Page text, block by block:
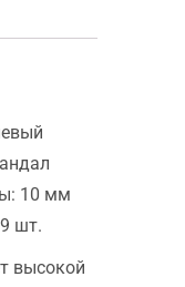
10 мм
шт.
высокой